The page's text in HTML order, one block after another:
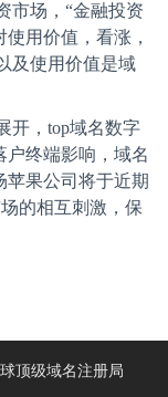
市场，“金融投资
用价值，看涨，
及使用价值是域
开， top域名数字
户终端影响，域名
苹果公司将于近期
的相互刺激，保
顶级域名注册局